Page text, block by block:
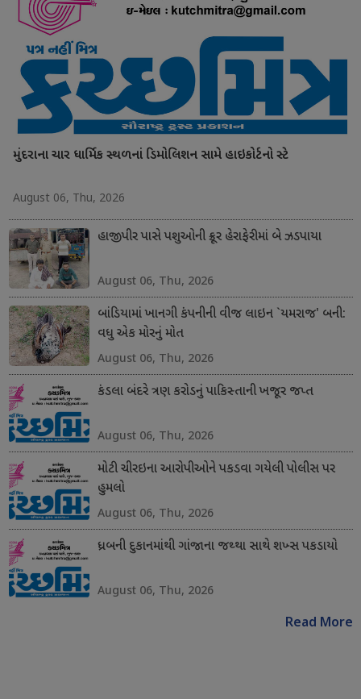
મુંદરાના ચાર ધાર્મિક સ્થળનાં ડિમોલિશન સામે હાઇકોર્ટનો સ્ટે
August 06, Thu, 2026
હાજીપીર પાસે પશુઓની ક્રૂર હેરાફેરીમાં બે ઝડપાયા
August 06, Thu, 2026
બાંડિયામાં ખાનગી કંપનીની વીજ લાઇન `યમરાજ' બની:
વધુ એક મોરનું મોત
August 06, Thu, 2026
કંડલા બંદરે ત્રણ કરોડનું પાકિસ્તાની ખજૂર જપ્ત
August 06, Thu, 2026
મોટી ચીરઇના આરોપીઓને પકડવા ગયેલી પોલીસ પર
હુમલો
August 06, Thu, 2026
ધ્રબની દુકાનમાંથી ગાંજાના જથ્થા સાથે શખ્સ પકડાયો
August 06, Thu, 2026
Read More